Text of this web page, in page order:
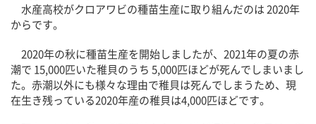
水産高校がクロアワビの種苗生産に取り組んだのは 2020年
からです。
2020年の秋に種苗生産を開始しましたが、2021年の夏の赤
潮で 15,000匹いた稚貝のうち 5,000匹ほどが死んでしまいまし
た。赤潮以外にも様々な理由で稚貝は死んでしまうため、現
在生き残っている2020年産の稚貝は4,000匹ほどです。